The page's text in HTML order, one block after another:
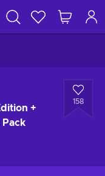
+
Pack
158